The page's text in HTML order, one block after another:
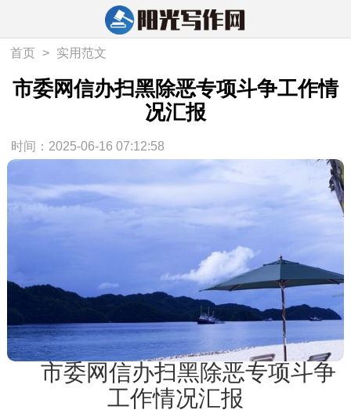
首页 > 实用范文
市委网信办扫黑除恶专项斗争工作情
况汇报
时间：2025-06-16 07:12:58
市委网信办扫黑除恶专项斗争
工作情况汇报